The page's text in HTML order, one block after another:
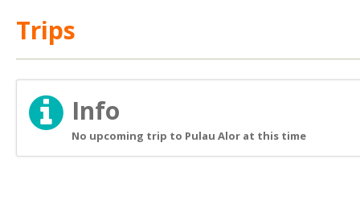
Trips
Info
No upcoming trip to Pulau Alor at this time